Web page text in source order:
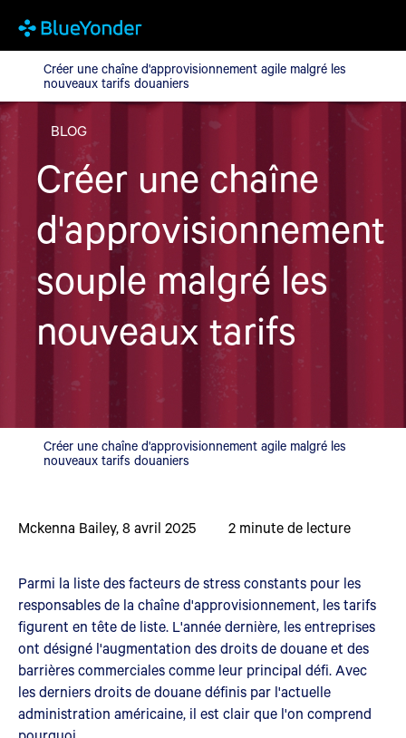
Créer une chaîne d'approvisionnement agile malgré les
Créer une chaîne d'approvisionnement agile malgré les
nouveaux tarifs douaniers
BLOG
Créer une chaîne
d'approvisionnement
souple malgré les
nouveaux tarifs
Créer une chaîne d'approvisionnement agile malgré les
nouveaux tarifs douaniers
Mckenna Bailey,8 avril 2025 2 minute de lecture
Parmi la liste des facteurs de stress constants pour les
responsables de la chaîne d'approvisionnement, les tarifs
figurent en tête de liste. L'année dernière, les entreprises
ont désigné l'augmentation des droits de douane et des
barrières commerciales comme leur principal défi. Avec
les derniers droits de douane définis par l'actuelle
administration américaine, il est clair que l'on comprend